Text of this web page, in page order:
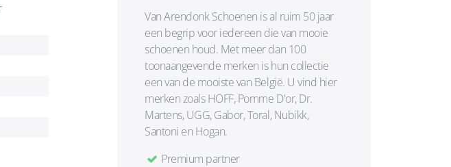
Van Arendonk Schoenen is al ruim 50 jaar
een begrip voor iedereen die van mooie
schoenen houd. Met meer dan 100
toonaangevende merken is hun collectie
een van de mooiste van België. U vind hier
merken zoals HOFF, Pomme D'or, Dr.
Martens, UGG, Gabor, Toral, Nubikk,
Santoni en Hogan.
Premium partner